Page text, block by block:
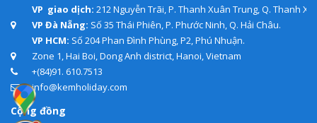
VP giao dịch: 212 Nguyễn Trãi, P. Thanh Xuân Trung, Q. Thanh
VP Đà Nẵng: Số 35 Thái Phiên, P. Phước Ninh, Q. Hải Châu.
VP HCM: Số 204 Phan Đình Phùng, P2, Phú Nhuận.
Zone 1, Hai Boi, Dong Anh district, Hanoi, Vietnam
+(84)91. 610.7513
info@kemholiday.com
Cộng đồng